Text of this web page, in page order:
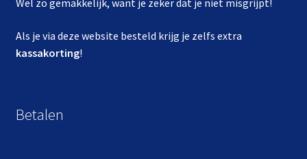
Wel zo gemakkelijk, want je zeker dat je niet misgrijpt!
Als je via deze website besteld krijg je zelfs extra
kassakorting!
Betalen